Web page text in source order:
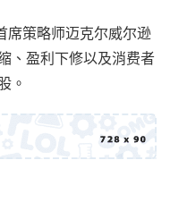
席策略师迈克尔威尔逊
、盈利下修以及消费者
。